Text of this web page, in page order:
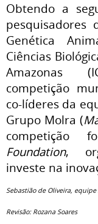
Obtendo a
pesquisadores
Genética
Ciências
Amazonas
competição
co-líderes da
Grupo Molra (
competição
Foundation,
investe na
Sebastião de Oliveira, equipe
Revisão: Rozana Soares